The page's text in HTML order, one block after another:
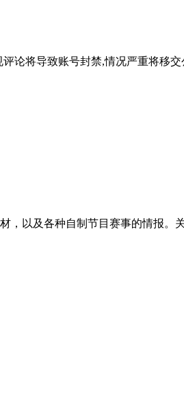
论将导致账号封禁,情况严重将移交
，以及各种自制节目赛事的情报。